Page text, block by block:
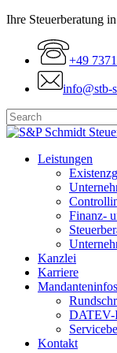
Skip
content
Ihre Steuerberatung
+49
info@stb-
Close
Menu
Leistungen
Finanz-
Kanzlei
Karriere
Mandanteninfos
DATEV-
Kontakt